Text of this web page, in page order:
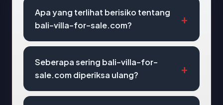
Apa yang terlihat berisiko tentang
bali-villa-for-sale.com?
Seberapa sering bali-villa-for-
sale.com diperiksa ulang?